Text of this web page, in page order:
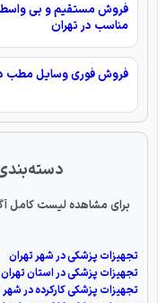
فروش مستقیم و بی واسطه
مناسب در تهران
فروش فوری وسایل مطب
برای مشاهده لیست کامل
تجهیزات پزشکی در شهر تهران
تجهیزات پزشکی در استان تهران
تجهیزات پزشکی کارکرده در شهر